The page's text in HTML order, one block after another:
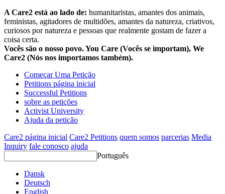
A Care2 está ao lado de: humanitaristas, amantes dos animais,
feministas, agitadores de multidões, amantes da natureza, criativos,
curiosos por natureza e pessoas que realmente gostam de fazer a
coisa certa.
Vocês são o nosso povo. You Care (Vocês se importam), We
Care2 (Nós nos importamos também).
Começar Uma Petição
Petitions página inicial
Successful Petitions
sobre as petições
Activist University
Ajuda da petição
Care2 página inicial Care2 Petitions quem somos parcerias Media
Inquiry fale conosco ajuda
Português
Dansk
Deutsch
English